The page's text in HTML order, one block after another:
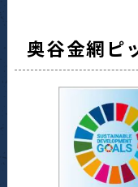
奥谷金網ピ